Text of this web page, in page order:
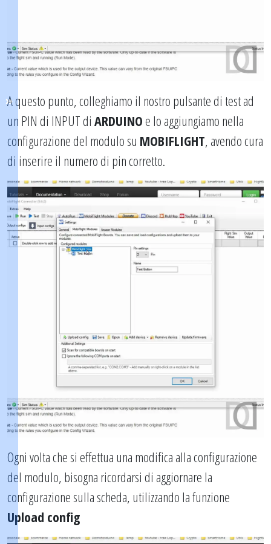
A questo punto, colleghiamo il nostro pulsante di test ad
un PIN di INPUT di ARDUINO e lo aggiungiamo nella
configurazione del modulo su MOBIFLIGHT, avendo cura
di inserire il numero di pin corretto.
Ogni volta che si effettua una modifica alla configurazione
del modulo, bisogna ricordarsi di aggiornare la
configurazione sulla scheda, utilizzando la funzione
Upload config